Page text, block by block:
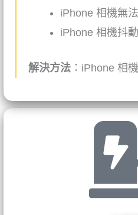
iPhone 相機無
iPhone 相機抖動
解決方法 ： iPhone 相